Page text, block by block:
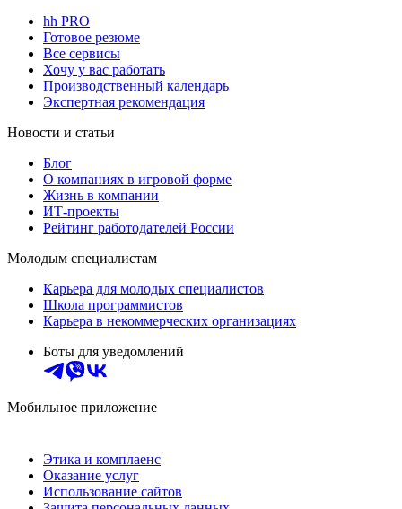
hh PRO
Готовое резюме
Все сервисы
Хочу у вас работать
Производственный календарь
Экспертная рекомендация
Новости и статьи
Блог
О компаниях в игровой форме
Жизнь в компании
ИТ-проекты
Рейтинг работодателей России
Молодым специалистам
Карьера для молодых специалистов
Школа программистов
Карьера в некоммерческих организациях
Боты для уведомлений
Мобильное приложение
Этика и комплаенс
Оказание услуг
Использование сайтов